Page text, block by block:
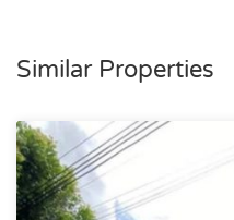
Similar Properties